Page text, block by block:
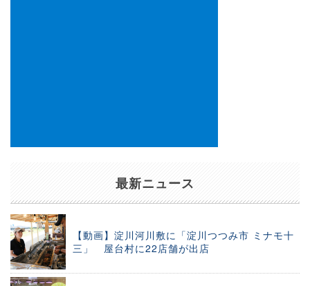
最新ニュース
【動画】淀川河川敷に「淀川つつみ市 ミナモ十
三」 屋台村に22店舗が出店